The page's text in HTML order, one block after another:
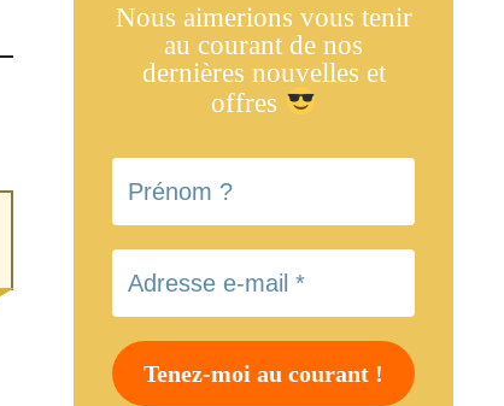
Nous aimerions vous tenir
au courant de nos
dernières nouvelles et
offres